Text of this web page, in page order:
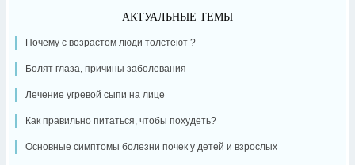
АКТУАЛЬНЫЕ ТЕМЫ
Почему с возрастом люди толстеют ?
Болят глаза, причины заболевания
Лечение угревой сыпи на лице
Как правильно питаться, чтобы похудеть?
Основные симптомы болезни почек у детей и взрослых